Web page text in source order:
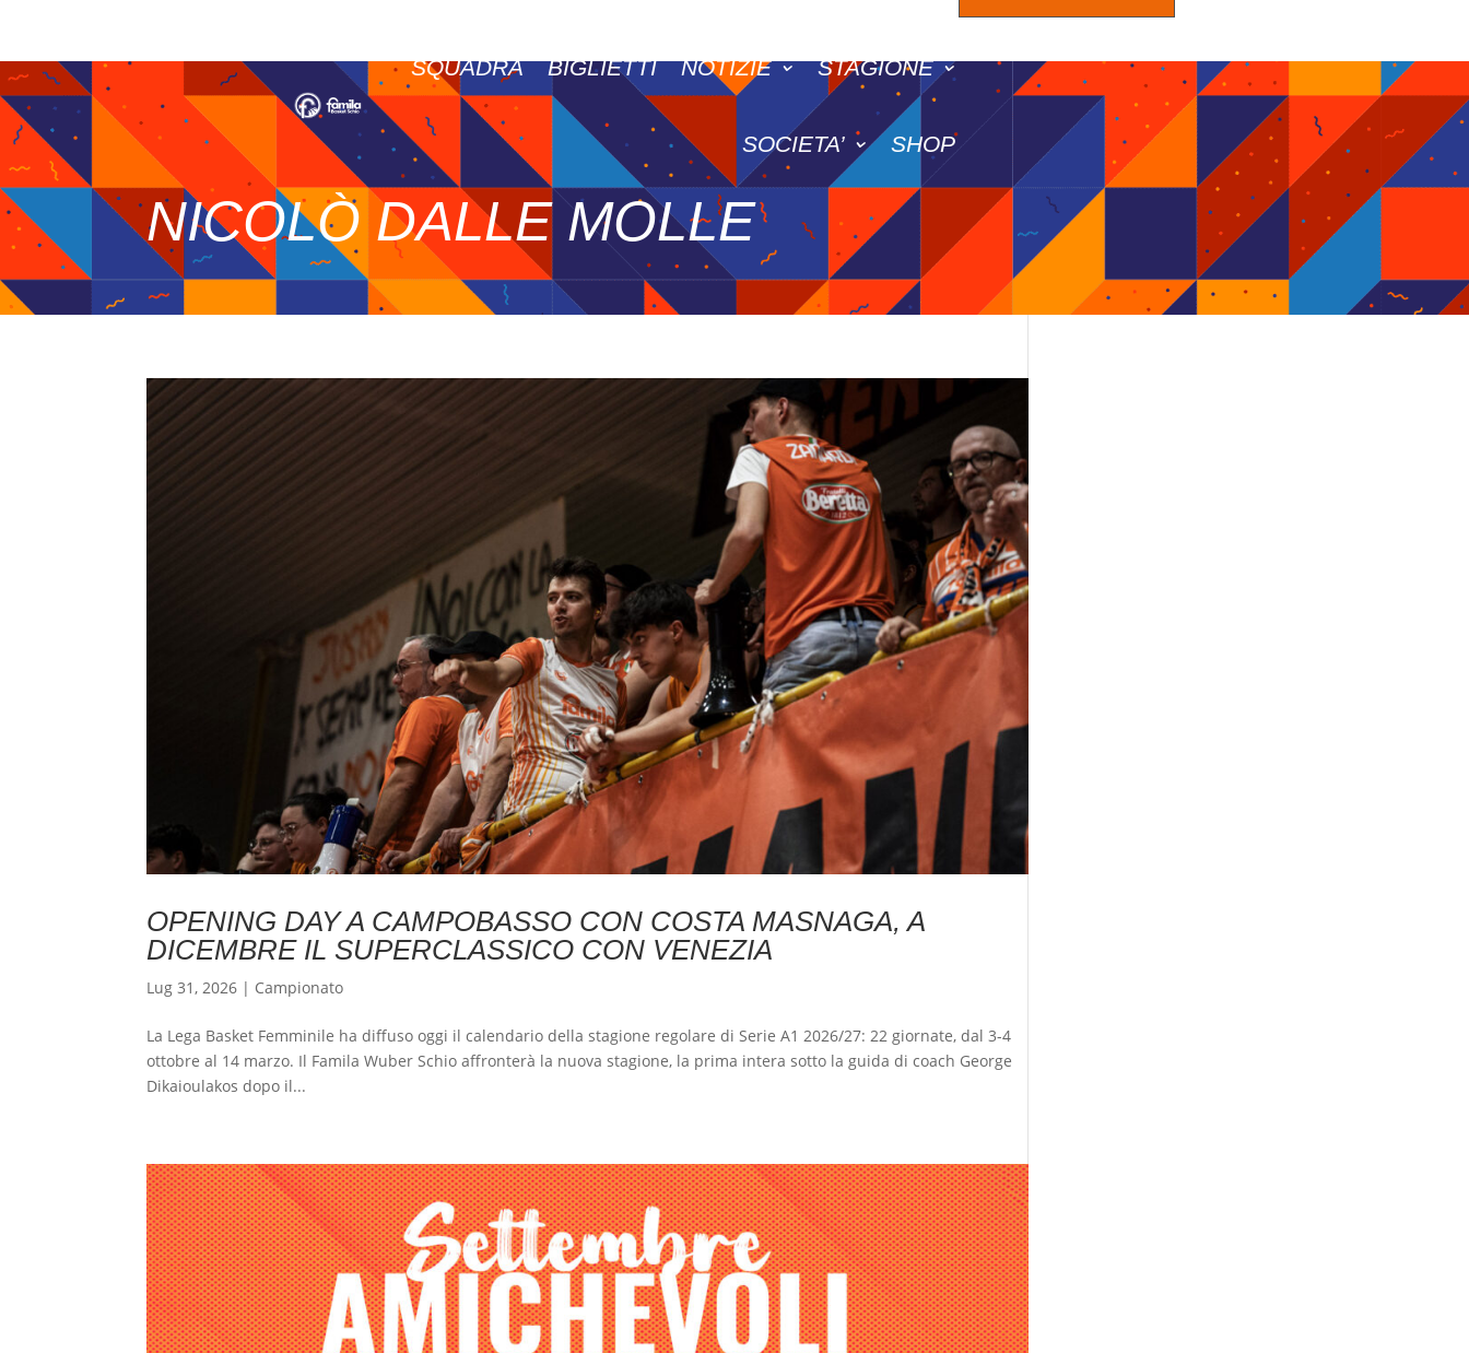
SQUADRA BIGLIETTI NOTIZIE STAGIONE
SOCIETA’ SHOP
NICOLÒ DALLE MOLLE
OPENING DAY A CAMPOBASSO CON COSTA MASNAGA, A
DICEMBRE IL SUPERCLASSICO CON VENEZIA
Lug 31, 2026 | Campionato
La Lega Basket Femminile ha diffuso oggi il calendario della stagione regolare di Serie A1 2026/27: 22 giornate, dal 3-4
ottobre al 14 marzo. Il Famila Wuber Schio affronterà la nuova stagione, la prima intera sotto la guida di coach George
Dikaioulakos dopo il...